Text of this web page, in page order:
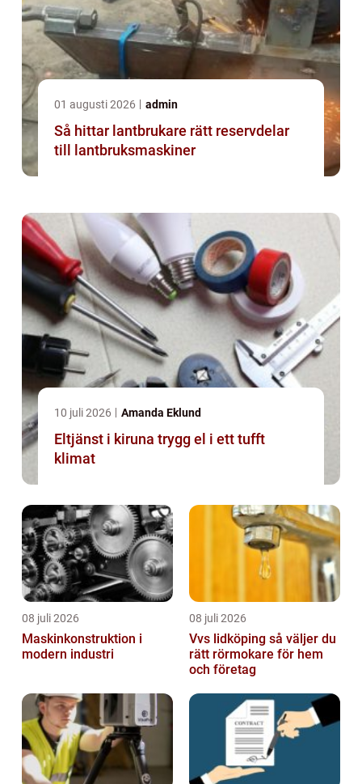
01 augusti 2026 admin
Så hittar lantbrukare rätt reservdelar
till lantbruksmaskiner
10 juli 2026 Amanda Eklund
Eltjänst i kiruna trygg el i ett tufft
klimat
08 juli 2026
Maskinkonstruktion i
modern industri
08 juli 2026
Vvs lidköping så väljer du
rätt rörmokare för hem
och företag